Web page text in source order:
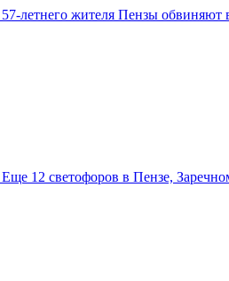
57-летнего жителя Пензы обвиняют
Еще 12 светофоров в Пензе,